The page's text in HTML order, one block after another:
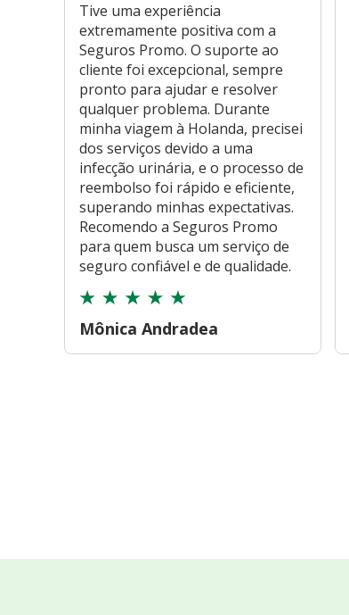
Tive uma experiência
extremamente positiva com a
Seguros Promo. O suporte ao
cliente foi excepcional, sempre
pronto para ajudar e resolver
qualquer problema. Durante
minha viagem à Holanda, precisei
dos serviços devido a uma
infecção urinária, e o processo de
reembolso foi rápido e eficiente,
superando minhas expectativas.
Recomendo a Seguros Promo
para quem busca um serviço de
seguro confiável e de qualidade.
Mônica Andradea